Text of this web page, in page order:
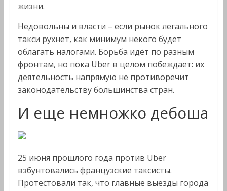
жизни.
Недовольны и власти – если рынок легального
такси рухнет, как минимум некого будет
облагать налогами. Борьба идёт по разным
фронтам, но пока Uber в целом побеждает: их
деятельность напрямую не противоречит
законодательству большинства стран.
И еще немножко дебоша
25 июня прошлого года против Uber
взбунтовались французские таксисты.
Протестовали так, что главные выезды города